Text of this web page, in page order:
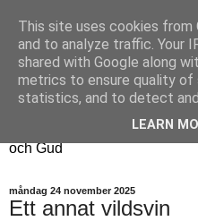
Fyren
Fyren finns för att sprida ljus
För att påminna om
Här samsas jakt, hantverk,
och Gud
måndag 24 november 2025
Ett annat vildsvin
This site uses cookies
and to analyze traffic. Your
shared with Google along
metrics to ensure quality of
statistics, and to detect
LEARN